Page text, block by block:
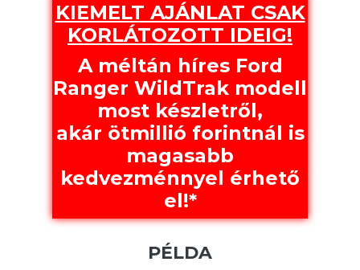
KIEMELT AJÁNLAT CSAK
KORLÁTOZOTT IDEIG!
A méltán híres Ford
Ranger WildTrak modell
most készletről,
akár ötmillió forintnál is
magasabb
kedvezménnyel érhető
el!*
PÉLDA